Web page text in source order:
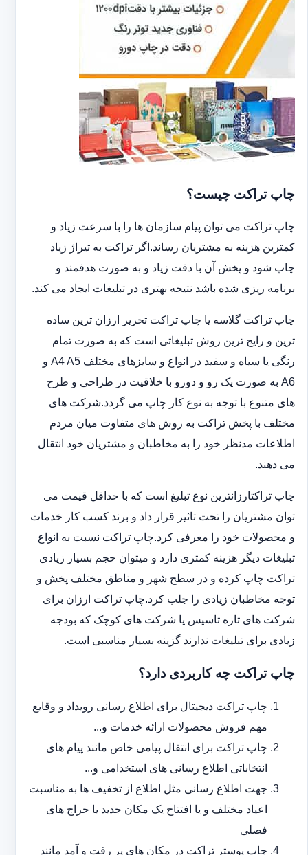
چاپ تراکت چیست؟
چاپ تراکت می توان پیام سازمان ها را با سرعت زیاد و
کمترین هزینه به مشتریان رساند.اگر تراکت به تیراژ زیاد
چاپ شود و پخش آن با دقت زیاد و به صورت هدفمند و
برنامه ریزی شده باشد نتیجه بهتری در تبلیغات ایجاد می کند.
چاپ تراکت گلاسه یا چاپ تراکت تحریر ارزان ترین ساده
ترین و رایج ترین روش تبلیغاتی است که به صورت تمام
رنگی یا سیاه و سفید در انواع و سایزهای مختلف A4 A5 و
A6 به صورت یک رو و دورو با خلاقیت در طراحی و طرح
های متنوع با توجه به نوع کار چاپ می گردد.شرکت های
مختلف با پخش تراکت به روش های متفاوت میان مردم
اطلاعات مدنظر خود را به مخاطبان و مشتریان خود انتقال
می دهند.
چاپ تراکت‏ارزانترین نوع تبلیغ است که با حداقل قیمت می
توان مشتریان را تحت تاثیر قرار داد و برند کسب کار خدمات
و محصولات خود را معرفی کرد.چاپ تراکت نسبت به انواع
تبلیغات دیگر هزینه کمتری دارد و می‎توان حجم بسیار زیادی
تراکت چاپ کرده و در سطح شهر و مناطق مختلف پخش و
توجه مخاطبان زیادی را جلب کرد.چاپ تراکت ارزان برای
شرکت های تازه تاسیس یا شرکت های کوچک که بودجه
زیادی برای تبلیغات ندارند گزینه بسیار مناسبی است.
چاپ تراکت چه کاربردی دارد؟
چاپ تراکت دیجیتال برای اطلاع رسانی رویداد و وقایع
مهم فروش محصولات ارائه خدمات و...
چاپ تراکت برای انتقال پیامی خاص مانند پیام های
انتخاباتی اطلاع رسانی های استخدامی و...
جهت اطلاع رسانی مثل اطلاع از تخفیف ها به مناسبت
اعیاد مختلف و یا افتتاح یک مکان جدید یا حراج های
فصلی
چاپ پوستر تراکت در مکان های پر رفت و آمد مانند